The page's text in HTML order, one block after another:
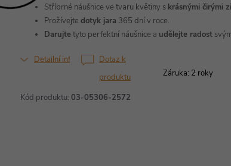
Kód produktu: 03-05306-2572
Stříbrné náušnice ve tvaru květiny s krásnými čirými
Prožívejte dotyk jara 365 dní v roce.
Darujtetyto perfektní náušnice a udělejte radost
Detailní informace
Dotaz k
produktu
Záruka: 2 roky